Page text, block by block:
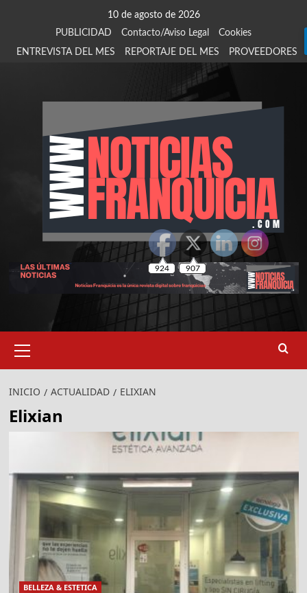
10 de agosto de 2026
PUBLICIDAD
Contacto/Aviso Legal
Cookies
ENTREVISTA DEL MES
REPORTAJE DEL MES PROVEEDORES
primario
INICIO ACTUALIDAD ELIXIAN
Elixian
BELLEZA & ESTETICA
924 907